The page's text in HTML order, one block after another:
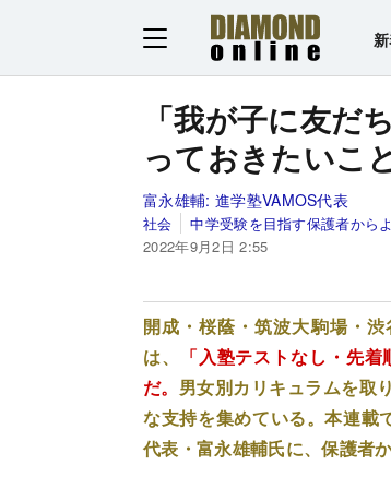
「我が子に友
っておきたいこ
富永雄輔: 進学塾VAMOS代表
社会
中学受験を目指す保護者から
2022年9月2日 2:55
開成・桜蔭・筑波大駒場・
は、
「入塾テストなし・先
だ。 男女別カリキュラムを取
な支持を集めている。本連載
代表・富永雄輔氏に、保護者